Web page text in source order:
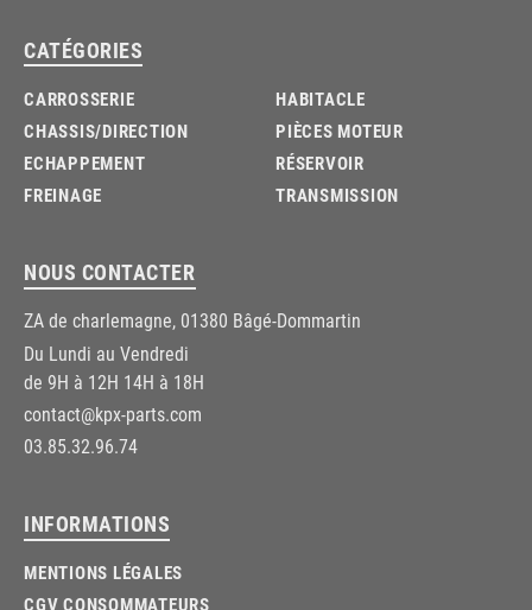
CATÉGORIES
CARROSSERIE
CHASSIS/DIRECTION
ECHAPPEMENT
FREINAGE
HABITACLE
PIÈCES MOTEUR
RÉSERVOIR
TRANSMISSION
NOUS CONTACTER
ZA de charlemagne, 01380 Bâgé-Dommartin
Du Lundi au Vendredi
de 9H à 12H 14H à 18H
contact@kpx-parts.com
03.85.32.96.74
INFORMATIONS
MENTIONS LÉGALES
CGV CONSOMMATEURS